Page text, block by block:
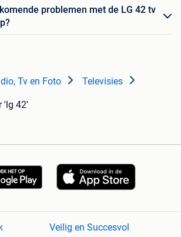
problemen met de LG 42 tv
Tv en Foto Televisies
'lg 42'
Veilig en Succesvol